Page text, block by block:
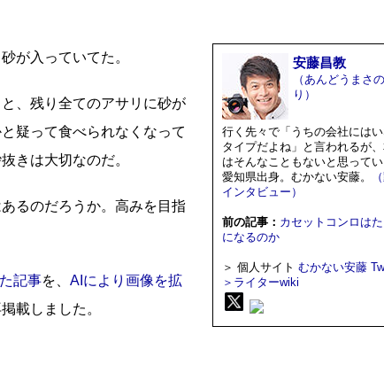
が入っていてた。
、残り全てのアサリに砂が
疑って食べられなくなって
きは大切なのだ。
るのだろうか。高みを目指
記事を、 AIにより画像を拡
載しました。
安藤昌教
（あんどうまさの
り）
行く先々で「うちの会社には
タイプだよね」と言われるが
はそんなこともないと思ってい
愛知県出身。むかない安藤。
インタビュー）
前の記事： カセットコンロは
になるのか
＞ 個人サイト むかない安藤
＞ライターwiki